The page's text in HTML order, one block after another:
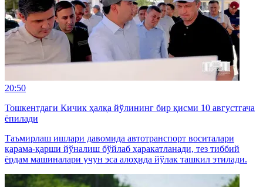
20:50
Тошкентдаги Кичик ҳалқа йўлининг бир қисми 10 августгача
ёпилади
Таъмирлаш ишлари давомида автотранспорт воситалари
қарама-қарши йўналиш бўйлаб ҳаракатланади, тез тиббий
ёрдам машиналари учун эса алоҳида йўлак ташкил этилади.